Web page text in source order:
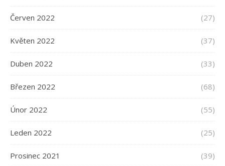
Červen 2022 (27)
Květen 2022 (37)
Duben 2022 (33)
Březen 2022 (68)
Únor 2022 (55)
Leden 2022 (25)
Prosinec 2021 (39)